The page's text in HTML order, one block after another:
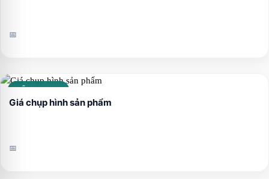
📅
CẨM NANG
Giá chụp hình sản phẩm
📅